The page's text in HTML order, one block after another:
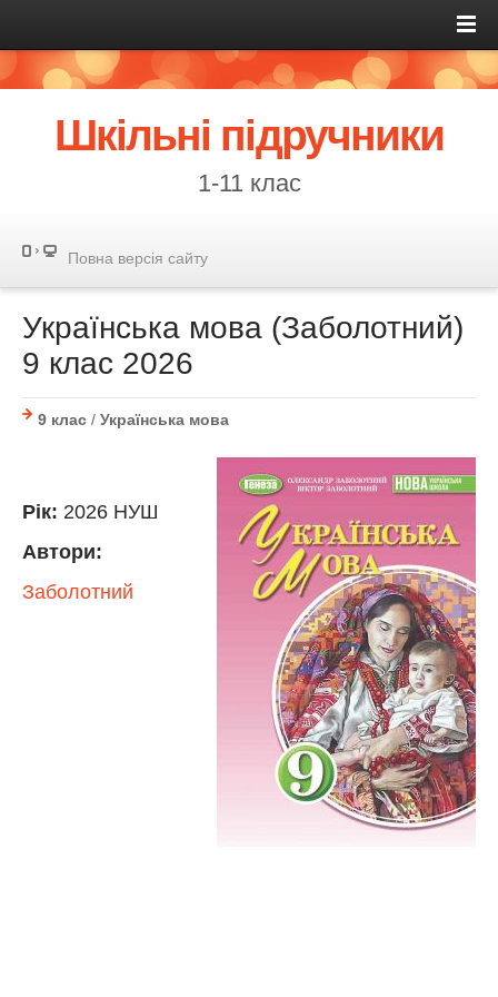
Шкільні підручники
1-11 клас
Повна версія сайту
Українська мова (Заболотний)
9 клас 2026
9 клас / Українська мова
Рік: 2026 НУШ
Автори:
Заболотний